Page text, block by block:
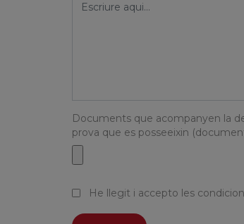
Documents que acompanyen la
prova que es posseeixin
He llegit i accepto les